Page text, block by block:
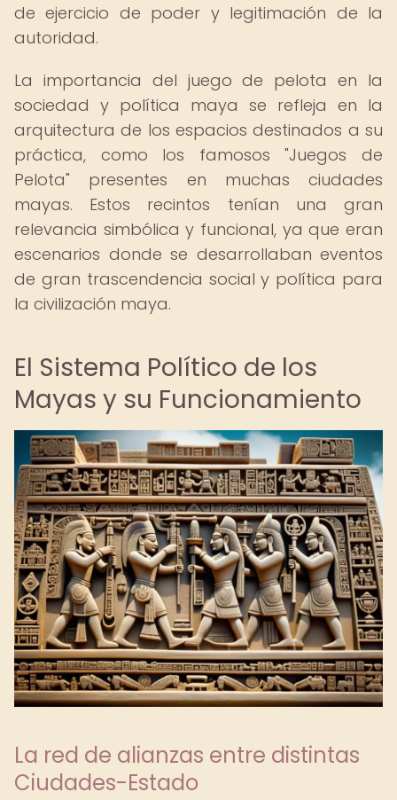
de ejercicio de poder y legitimación de la
autoridad.
La importancia del juego de pelota en la
sociedad y política maya se refleja en la
arquitectura de los espacios destinados a su
práctica, como los famosos "Juegos de
Pelota" presentes en muchas ciudades
mayas. Estos recintos tenían una gran
relevancia simbólica y funcional, ya que eran
escenarios donde se desarrollaban eventos
de gran trascendencia social y política para
la civilización maya.
El Sistema Político de los
Mayas y su Funcionamiento
La red de alianzas entre distintas
Ciudades-Estado